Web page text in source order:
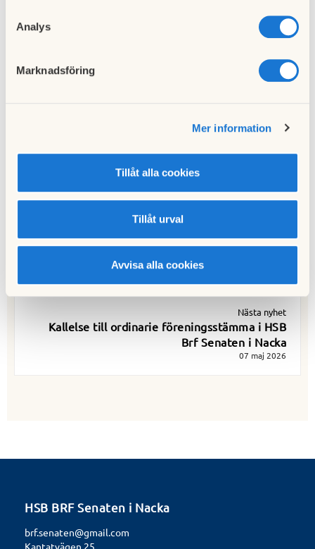
Analys
Marknadsföring
Mer information
Tillåt alla cookies
Tillåt urval
Avvisa alla cookies
Dags för filterbyte i tilluftsventilerna
09 april 2026
Nästa nyhet
Kallelse till ordinarie föreningsstämma i HSB
Brf Senaten i Nacka
07 maj 2026
HSB BRF Senaten i Nacka
brf.senaten@gmail.com
Kantatvägen 25